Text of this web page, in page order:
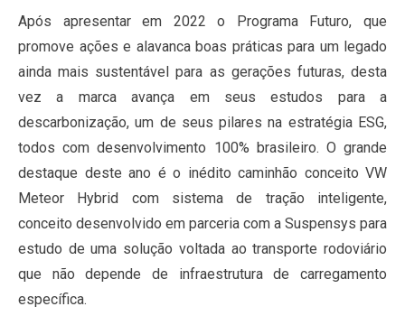
Após apresentar em 2022 o Programa Futuro, que
promove ações e alavanca boas práticas para um legado
ainda mais sustentável para as gerações futuras, desta
vez a marca avança em seus estudos para a
descarbonização, um de seus pilares na estratégia ESG,
todos com desenvolvimento 100% brasileiro. O grande
destaque deste ano é o inédito caminhão conceito VW
Meteor Hybrid com sistema de tração inteligente,
conceito desenvolvido em parceria com a Suspensys para
estudo de uma solução voltada ao transporte rodoviário
que não depende de infraestrutura de carregamento
específica.